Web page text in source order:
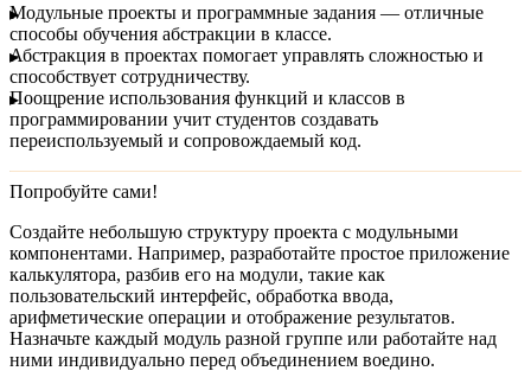
Модульные проекты и программные задания — отличные
способы обучения абстракции в классе.
Абстракция в проектах помогает управлять сложностью и
способствует сотрудничеству.
Поощрение использования функций и классов в
программировании учит студентов создавать
переиспользуемый и сопровождаемый код.
Попробуйте сами!
Создайте небольшую структуру проекта с модульными
компонентами. Например, разработайте простое приложение
калькулятора, разбив его на модули, такие как
пользовательский интерфейс, обработка ввода,
арифметические операции и отображение результатов.
Назначьте каждый модуль разной группе или работайте над
ними индивидуально перед объединением воедино.